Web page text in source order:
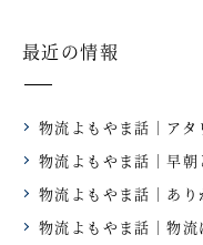
最近の情報
物流よもやま話｜アタ
物流よもやま話｜早
物流よもやま話｜あ
物流よもやま話｜物